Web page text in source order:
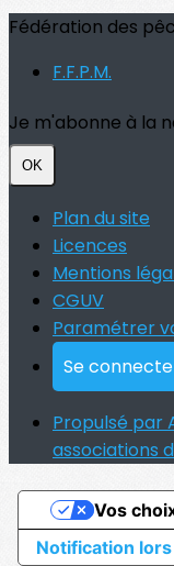
Fédération des
F.F.P.M.
Je m'abonne à la
OK
Plan du site
Licences
Mentions
CGUV
Paramétrer
Se
Propulsé par
associations
Notification
Vos